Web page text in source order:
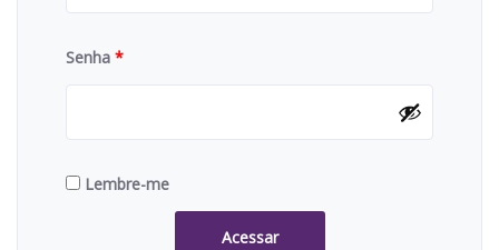
Senha *
Lembre-me
Acessar